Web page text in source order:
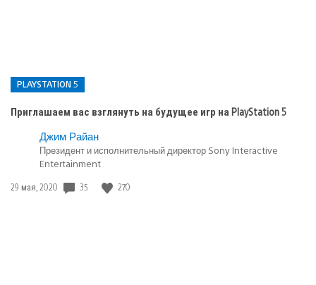
PLAYSTATION 5
Приглашаем вас взглянуть на будущее игр на PlayStation 5
Опубликовано
PlayStation
5
Джим Райан
Президент и исполнительный директор Sony Interactive
Entertainment
Дата
29 мая, 2020 35 270